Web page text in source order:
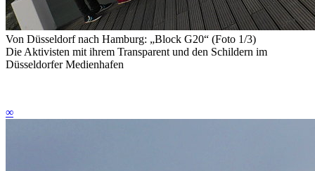
Von Düsseldorf nach Hamburg: „Block G20“ (Foto 1/3)
Die Aktivisten mit ihrem Transparent und den Schildern im
Düsseldorfer Medienhafen
∞